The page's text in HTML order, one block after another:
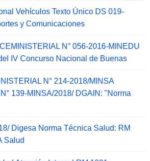
Vehículos Texto Único DS 019-
y Comunicaciones
N° 056-2016-MINEDU
IV Concurso Nacional de Buenas
N° 214-2018/MINSA
139-MINSA/2018/ DGAIN: "Norma
Digesa Norma Técnica Salud: RM
Salud